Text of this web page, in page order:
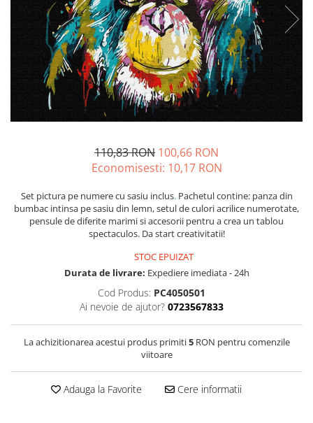
110,83 RON 100,66 RON
Economisesti: 10,17 RON
Set pictura pe numere cu sasiu inclus.Pachetul contine: panza din
bumbac intinsa pe sasiu din lemn, setul de culori acrilice numerotate,
pensule de diferite marimi si accesorii pentru a crea un tablou
spectaculos. Da start creativitatii!
STOC EPUIZAT
Durata de livrare: Expediere imediata - 24h
Cod Produs: PC4050501
Ai nevoie de ajutor? 0723567833
La achizitionarea acestui produs primiti5RON pentru comenzile
viitoare
Adauga la Favorite Cere informatii